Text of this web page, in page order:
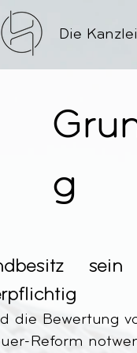
Die Kanzlei
g
die Bewertung
Reform